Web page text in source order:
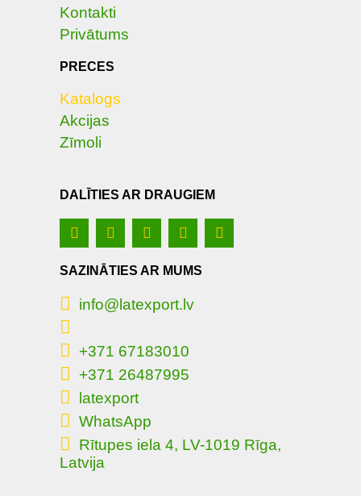
Kontakti
Privātums
PRECES
Katalogs
Akcijas
Zīmoli
DALĪTIES AR DRAUGIEM
SAZINĀTIES AR MUMS
info@latexport.lv
+371 67183010
+371 26487995
latexport
WhatsApp
Rītupes iela 4, LV-1019 Rīga,
Latvija